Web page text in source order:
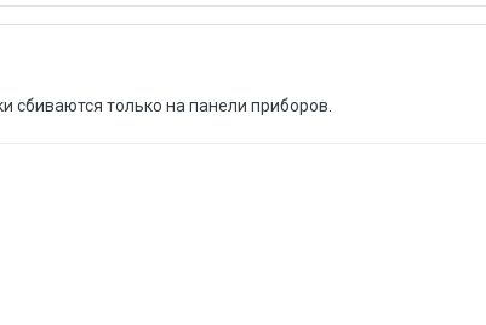
сбиваются только на панели приборов.